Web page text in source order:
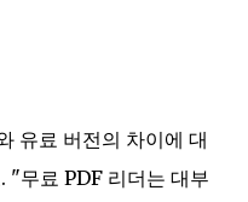
유료 버전의 차이에 대
"무료 PDF 리더는 대부